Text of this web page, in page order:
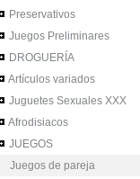
Preservativos
Juegos Preliminares
DROGUERÍA
Artículos variados
Juguetes Sexuales XXX
Afrodisiacos
JUEGOS
Juegos de pareja